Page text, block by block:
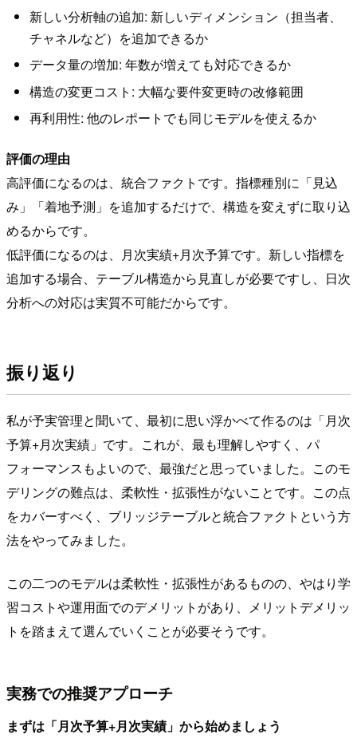
新しい分析軸の追加: 新しいディメンション（担当者、
チャネルなど）を追加できるか
データ量の増加: 年数が増えても対応できるか
構造の変更コスト: 大幅な要件変更時の改修範囲
再利用性: 他のレポートでも同じモデルを使えるか
評価の理由
高評価になるのは、統合ファクトです。指標種別に「見込
み」「着地予測」を追加するだけで、構造を変えずに取り込
めるからです。
低評価になるのは、月次実績+月次予算です。新しい指標を
追加する場合、テーブル構造から見直しが必要ですし、日次
分析への対応は実質不可能だからです。
振り返り
私が予実管理と聞いて、最初に思い浮かべて作るのは「月次
予算+月次実績」です。これが、最も理解しやすく、パ
フォーマンスもよいので、最強だと思っていました。このモ
デリングの難点は、柔軟性・拡張性がないことです。この点
をカバーすべく、ブリッジテーブルと統合ファクトという方
法をやってみました。
この二つのモデルは柔軟性・拡張性があるものの、やはり学
習コストや運用面でのデメリットがあり、メリットデメリッ
トを踏まえて選んでいくことが必要そうです。
実務での推奨アプローチ
まずは「月次予算+月次実績」から始めましょう